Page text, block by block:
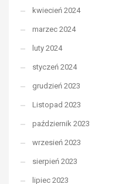
kwiecień 2024
marzec 2024
luty 2024
styczeń 2024
grudzień 2023
Listopad 2023
październik 2023
wrzesień 2023
sierpień 2023
lipiec 2023